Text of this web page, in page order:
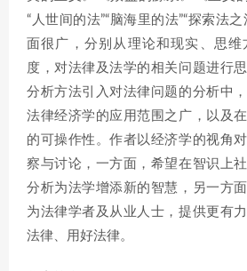
“人世间的法”“脑海里的法”“探索法
面很广，分别从理论和现实、思维
度，对法律及法学的相关问题进行
分析方法引入对法律问题的分析中
法律经济学的应用范围之广，以及
的可操作性。作者以经济学的视角
察与讨论，一方面，希望在智识上
分析为法学增添新的智慧，另一方
为法律学者及从业人士，提供更有
法律、用好法律。